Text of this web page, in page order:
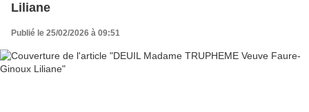
Liliane
Publié le 25/02/2026 à 09:51